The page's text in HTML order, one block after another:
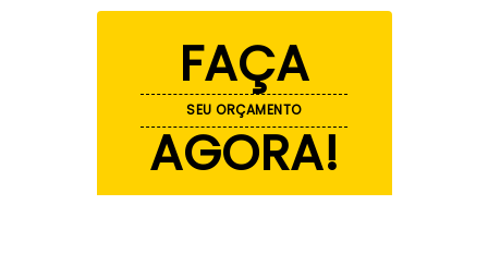
FAÇA
SEU ORÇAMENTO
AGORA!